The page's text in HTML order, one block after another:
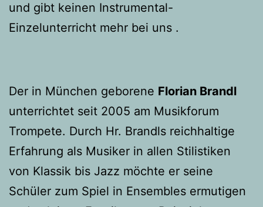
und gibt keinen Instrumental-
Einzelunterricht mehr bei uns .
Der in München geborene Florian Brandl
unterrichtet seit 2005 am Musikforum
Trompete. Durch Hr. Brandls reichhaltige
Erfahrung als Musiker in allen Stilistiken
von Klassik bis Jazz möchte er seine
Schüler zum Spiel in Ensembles ermutigen